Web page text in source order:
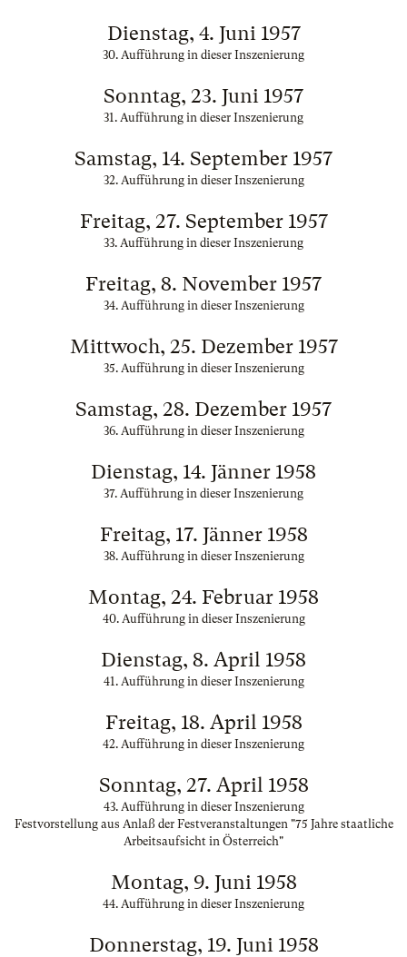
Dienstag, 4. Juni 1957
30. Aufführung in dieser Inszenierung
Sonntag, 23. Juni 1957
31. Aufführung in dieser Inszenierung
Samstag, 14. September 1957
32. Aufführung in dieser Inszenierung
Freitag, 27. September 1957
33. Aufführung in dieser Inszenierung
Freitag, 8. November 1957
34. Aufführung in dieser Inszenierung
Mittwoch, 25. Dezember 1957
35. Aufführung in dieser Inszenierung
Samstag, 28. Dezember 1957
36. Aufführung in dieser Inszenierung
Dienstag, 14. Jänner 1958
37. Aufführung in dieser Inszenierung
Freitag, 17. Jänner 1958
38. Aufführung in dieser Inszenierung
Montag, 24. Februar 1958
40. Aufführung in dieser Inszenierung
Dienstag, 8. April 1958
41. Aufführung in dieser Inszenierung
Freitag, 18. April 1958
42. Aufführung in dieser Inszenierung
Sonntag, 27. April 1958
43. Aufführung in dieser Inszenierung
Festvorstellung aus Anlaß der Festveranstaltungen "75 Jahre staatliche
Arbeitsaufsicht in Österreich"
Montag, 9. Juni 1958
44. Aufführung in dieser Inszenierung
Donnerstag, 19. Juni 1958